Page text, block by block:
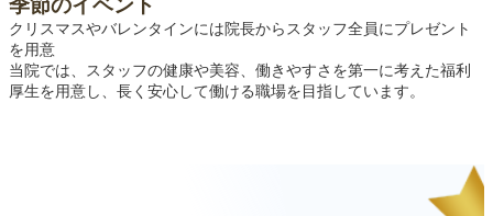
クリスマスやバレンタインには院長からスタッフ全員にプレゼント
を用意
当院では、スタッフの健康や美容、働きやすさを第一に考えた福利
厚生を用意し、長く安心して働ける職場を目指しています。